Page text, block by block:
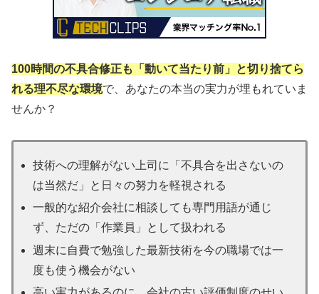
100時間の不具合修正も「動いて当たり前」と切り捨てら
れる理不尽な環境で、あなたの本当の実力が埋もれていま
せんか？
技術への理解がない上司に「不具合を出さないの
は当然だ」と日々の努力を軽視される
一般的な紹介会社に相談しても専門用語が通じ
ず、ただの「作業員」として扱われる
週末に自費で勉強した最新技術を今の職場では一
度も使う機会がない